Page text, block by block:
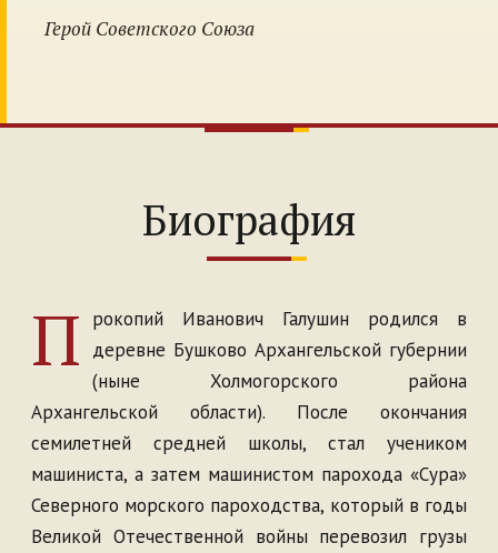
Герой Советского Союза
Биография
П рокопий Иванович Галушин родился в
деревне Бушково Архангельской губернии
(ныне Холмогорского района
Архангельской области). После окончания
семилетней средней школы, стал учеником
машиниста, а затем машинистом парохода «Сура»
Северного морского пароходства, который в годы
Великой Отечественной войны перевозил грузы